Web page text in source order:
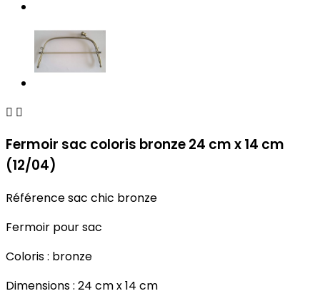
 
Fermoir sac coloris bronze 24 cm x 14 cm
(12/04)
Référencesac chic bronze
Fermoir pour sac
Coloris : bronze
Dimensions : 24 cm x 14 cm